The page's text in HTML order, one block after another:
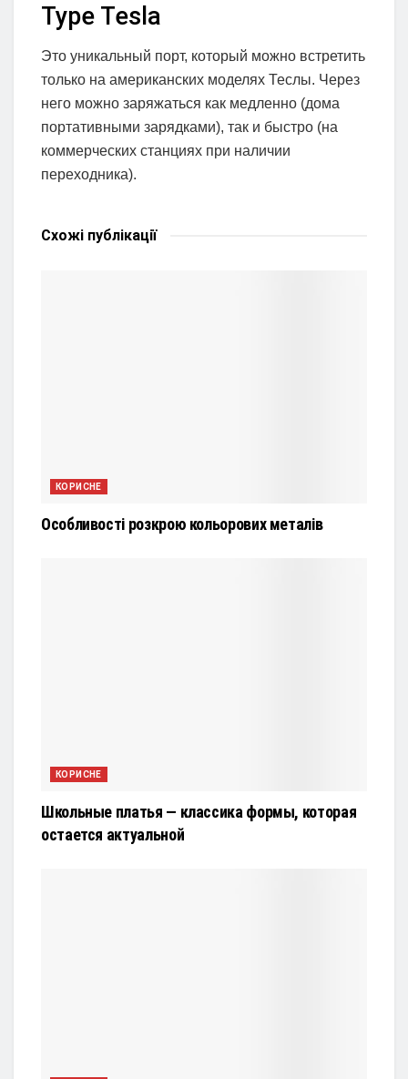
Type Tesla
Это уникальный порт, который можно встретить
только на американских моделях Теслы. Через
него можно заряжаться как медленно (дома
портативными зарядками), так и быстро (на
коммерческих станциях при наличии
переходника).
Схожі публікації
КОРИСНЕ
Особливості розкрою кольорових металів
КОРИСНЕ
Школьные платья — классика формы, которая
остается актуальной